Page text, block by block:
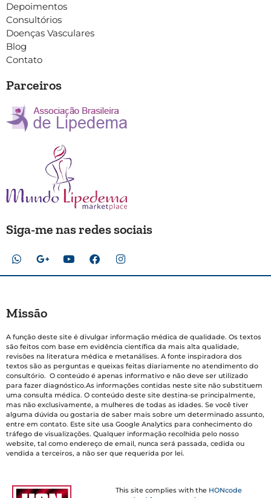
Depoimentos
Consultórios
Doenças Vasculares
Blog
Contato
Parceiros
Siga-me nas redes sociais
Missão
A função deste site é divulgar informação médica de qualidade. Os textos
são feitos com base em evidência científica da mais alta qualidade,
revisões na literatura médica e metanálises. A fonte inspiradora dos
textos são as perguntas e queixas feitas diariamente no atendimento do
consultório. O conteúdo é apenas informativo e não deve ser utilizado
para fazer diagnóstico.As informações contidas neste site não substituem
uma consulta médica. O conteúdo deste site destina-se principalmente,
mas não exclusivamente, a mulheres de todas as idades. Se você tiver
alguma dúvida ou gostaria de saber mais sobre um determinado assunto,
entre em contato. Este site usa Google Analytics para conhecimento do
tráfego de visualizações. Qualquer informação recolhida pelo nosso
website, tal como endereço de email, nunca será passada, cedida ou
vendida a terceiros, a não ser que requerida por lei.
This site complies with the HONcode